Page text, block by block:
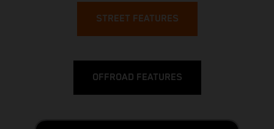
STREET FEATURES
OFFROAD FEATURES